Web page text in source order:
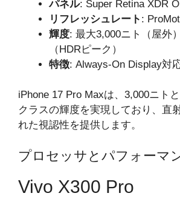
パネル: Super Retina XDR
リフレッシュレート :
輝度: 最大3,000ニト（屋外
（HDRピーク）
特徴: Always-On Display対
iPhone 17 Pro Maxは、3,000ニト
クラスの輝度を実現しており、直
れた視認性を提供します。
プロセッサとパフォーマ
Vivo X300 Pro